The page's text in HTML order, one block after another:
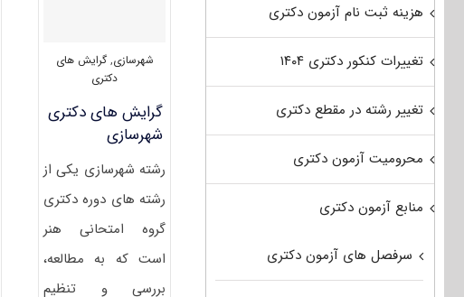
شهرسازی,گرایش های
دکتری
گرایش های دکتری
ﺷﻬﺮﺳﺎزی
رشته ﺷﻬﺮﺳﺎزی یکی از
رشته های دوره دکتری
گروه امتحانی هنر
است که به مطالعه،
بررسی و تنظیم
هزینه ثبت نام آزمون دکتری
تغییرات کنکور دکتری ۱۴۰۴
تغییر رشته در مقطع دکتری
محرومیت آزمون دکتری
منابع آزمون دکتری
سرفصل های آزمون دکتری